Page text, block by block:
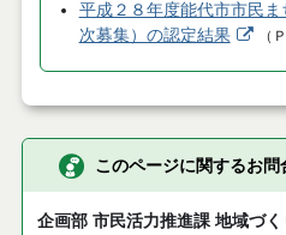
平成２８年度能代市市民
次募集）の認定結果
（
このページに関するお問
企画部 市民活力推進課 地域づ